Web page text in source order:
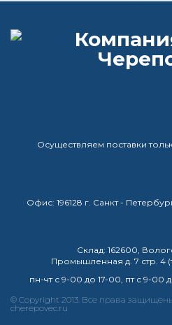
ВОПРОС-
Какая белая краска
Чем лучше всего
Хорошо ли патина на
краска эмаль металлу
Осуществляем поставки
Офис: 196128 г. Санкт -
Склад: 162600,
Промышленная д. 7 стр. 4
пн-чт с 9-00 до 17-00, пт с 9-00
© Copyright 2013. Все права
cherepovec.ru